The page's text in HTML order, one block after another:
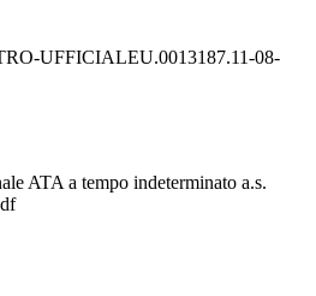
UFFICIALEU.0013187.11-08-
ATA a tempo indeterminato a.s.